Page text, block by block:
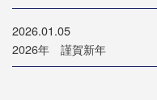
2026.01.05
2026年 謹賀新年